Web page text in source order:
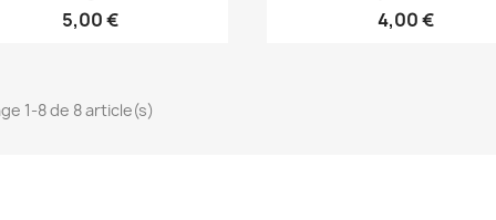
5,00 € 4,00 €
1-8 de 8 article(s)